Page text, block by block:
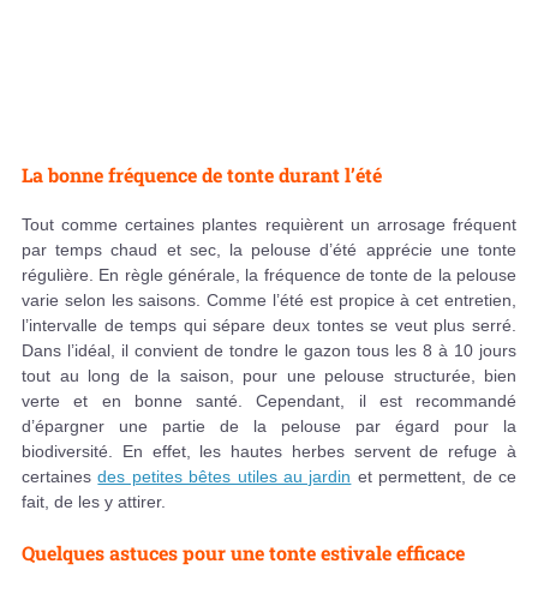
La bonne fréquence de tonte durant l’été
Tout comme certaines plantes requièrent un arrosage fréquent
par temps chaud et sec, la pelouse d’été apprécie une tonte
régulière. En règle générale, la fréquence de tonte de la pelouse
varie selon les saisons. Comme l’été est propice à cet entretien,
l’intervalle de temps qui sépare deux tontes se veut plus serré.
Dans l’idéal, il convient de tondre le gazon tous les 8 à 10 jours
tout au long de la saison, pour une pelouse structurée, bien
verte et en bonne santé. Cependant, il est recommandé
d’épargner une partie de la pelouse par égard pour la
biodiversité. En effet, les hautes herbes servent de refuge à
certainesdes petites bêtes utiles au jardin et permettent, de ce
fait, de les y attirer.
Quelques astuces pour une tonte estivale efficace